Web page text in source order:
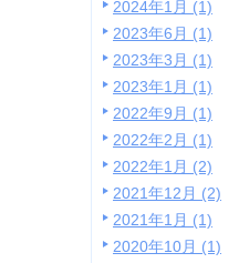
2024年1月 (1)
2023年6月 (1)
2023年3月 (1)
2023年1月 (1)
2022年9月 (1)
2022年2月 (1)
2022年1月 (2)
2021年12月 (2)
2021年1月 (1)
2020年10月 (1)